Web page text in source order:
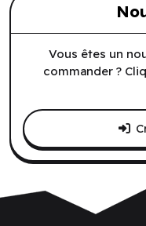
Vous êtes un
commander ?